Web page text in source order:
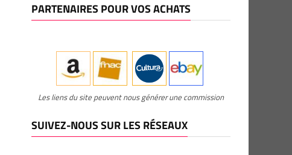
PARTENAIRES POUR VOS ACHATS
Les liens du site peuvent nous générer une commission
SUIVEZ-NOUS SUR LES RÉSEAUX